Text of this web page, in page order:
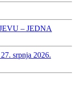
– JEDNA
srpnja 2026.